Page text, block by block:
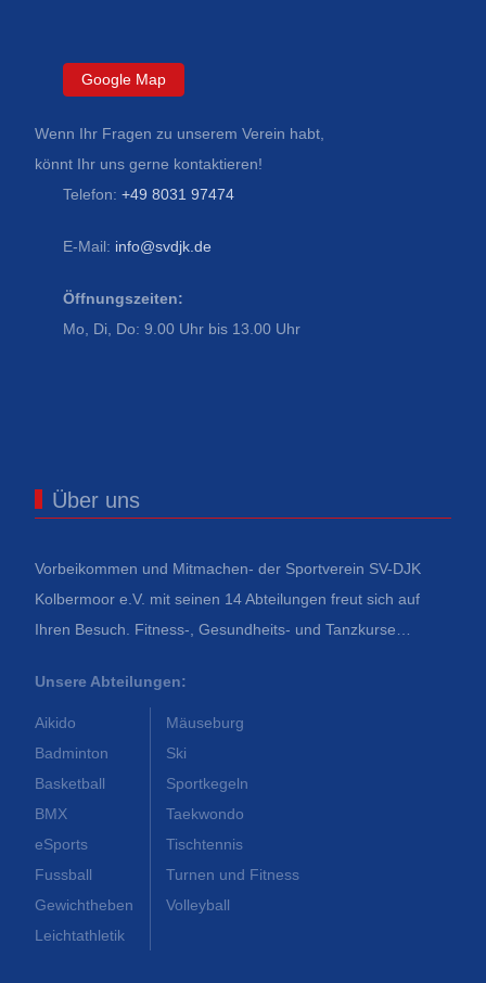
Google Map
Wenn Ihr Fragen zu unserem Verein habt,
könnt Ihr uns gerne kontaktieren!
Telefon: +49 8031 97474
E-Mail: info@svdjk.de
Öffnungszeiten:
Mo, Di, Do: 9.00 Uhr bis 13.00 Uhr
Über uns
Vorbeikommen und Mitmachen- der Sportverein SV-DJK
Kolbermoor e.V. mit seinen 14 Abteilungen freut sich auf
Ihren Besuch. Fitness-, Gesundheits- und Tanzkurse…
Unsere Abteilungen:
Aikido
Badminton
Basketball
BMX
eSports
Fussball
Gewichtheben
Leichtathletik
Mäuseburg
Ski
Sportkegeln
Taekwondo
Tischtennis
Turnen und Fitness
Volleyball